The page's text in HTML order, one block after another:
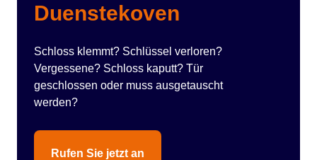
Duenstekoven
Schloss klemmt? Schlüssel verloren?
Vergessene? Schloss kaputt? Tür
geschlossen oder muss ausgetauscht
werden?
Rufen Sie jetzt an